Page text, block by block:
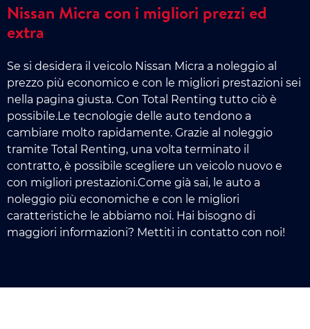
Nissan Micra con i migliori prezzi ed
extra
Se si desidera il veicolo Nissan Micra a noleggio al
prezzo più economico e con le migliori prestazioni sei
nella pagina giusta. Con Total Renting tutto ciò è
possibile.Le tecnologie delle auto tendono a
cambiare molto rapidamente. Grazie al noleggio
tramite Total Renting, una volta terminato il
contratto, è possibile scegliere un veicolo nuovo e
con migliori prestazioni.Come già sai, le auto a
noleggio più economiche e con le migliori
caratteristiche le abbiamo noi. Hai bisogno di
maggiori informazioni? Mettiti in contatto con noi!